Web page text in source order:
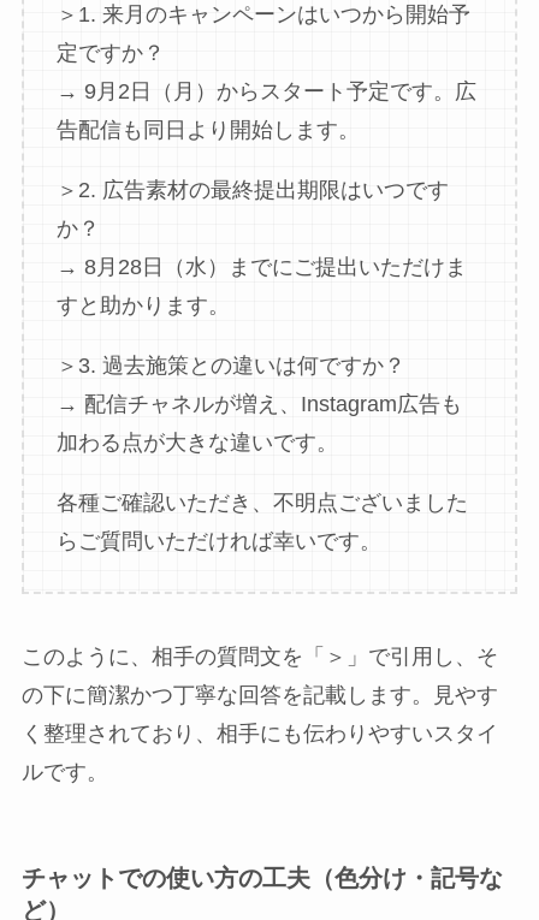
＞1. 来月のキャンペーンはいつから開始予
定ですか？
→ 9月2日（月）からスタート予定です。広
告配信も同日より開始します。
＞2. 広告素材の最終提出期限はいつです
か？
→ 8月28日（水）までにご提出いただけま
すと助かります。
＞3. 過去施策との違いは何ですか？
→ 配信チャネルが増え、Instagram広告も
加わる点が大きな違いです。
各種ご確認いただき、不明点ございました
らご質問いただければ幸いです。
このように、相手の質問文を「＞」で引用し、そ
の下に簡潔かつ丁寧な回答を記載します。見やす
く整理されており、相手にも伝わりやすいスタイ
ルです。
チャットでの使い方の工夫（色分け・記号な
ど）